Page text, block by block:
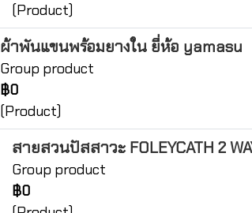
(Product)
ผ้าพันแขนพร้อมยางใน ยี่ห้อ yamasu
Group product
฿0
(Product)
สายสวนปัสสาวะ FOLEYCATH 2
Group product
฿0